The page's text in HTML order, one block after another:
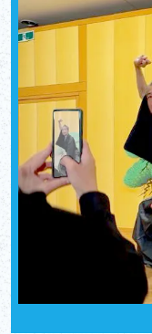
ภาษาไทย
ITALIANO
ESPAÑOL
FRANÇAIS